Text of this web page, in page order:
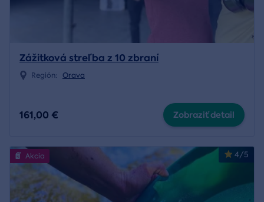
Zážitková streľba z 10 zbraní
Región: Orava
161,00 € Zobraziť detail
4/5
Akcia